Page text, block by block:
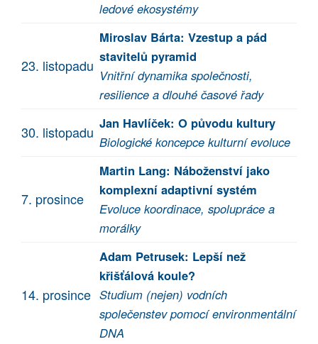
ledové ekosystémy
23. listopadu
Miroslav Bárta: Vzestup a pád
stavitelů pyramid
Vnitřní dynamika společnosti,
resilience a dlouhé časové řady
30. listopadu Jan Havlíček: O původu kultury
Biologické koncepce kulturní evoluce
7. prosince
Martin Lang: Náboženství jako
komplexní adaptivní systém
Evoluce koordinace, spolupráce a
morálky
14. prosince
Adam Petrusek: Lepší než
křišťálová koule?
Studium (nejen) vodních
společenstev pomocí environmentální
DNA